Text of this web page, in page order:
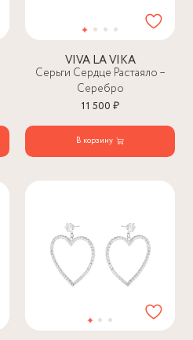
VIVA LA VIKA
Серьги Сердце Растаяло –
Серебро
11 500 ₽
В корзину